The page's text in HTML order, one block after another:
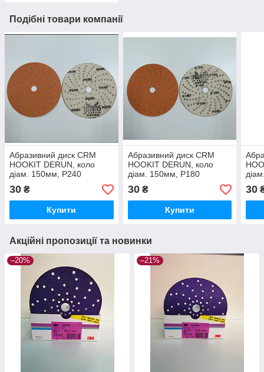
Подібні товари компанії
Абразивний диск CRM
HOOKIT DERUN, коло
діам. 150мм, Р240
30 ₴
Купити
Абразивний диск CRM
HOOKIT DERUN, коло
діам. 150мм, Р180
30₴
Купити
30
Акційні пропозиції та новинки
–20% –21%